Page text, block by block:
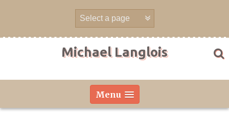
Michael Langlois
Menu